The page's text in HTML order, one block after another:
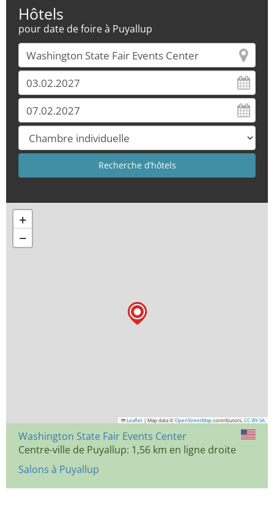
Hôtels
pour date de foire à Puyallup
+
−
Leaflet | Map data © OpenStreetMap contributors, CC-BY-SA
Washington State Fair Events Center
Centre-ville de Puyallup: 1,56 km en ligne droite
Salons à Puyallup